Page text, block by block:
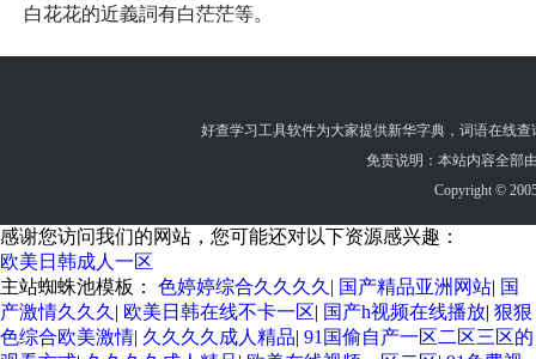
白花花的近義詞有白茫茫等。
好查学习工具软件为大家提供新华字典 ， 词语在线查
免责说明：本站内容全部
Copyright ©
感谢您访问我们的网站，您可能还对以下资源感兴趣：
欧美日韩成人一区
主站蜘蛛池模板： 色婷婷综合久久久久 | 国产精品亚洲网站| 国
产激情久久久 | 欧美日韩在线不卡一区| 国产h视频在线播放| 狠狠
色综合欧美激情| 久久久久成人精品| 91国偷自产一区二区三区的